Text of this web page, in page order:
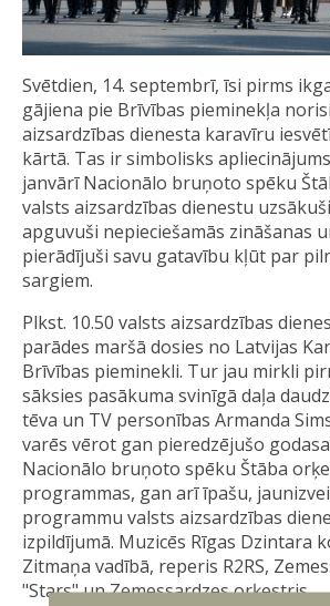
Svētdien, 14. septembrī, īsi pirms
gājiena pie Brīvības pieminekļa
aizsardzības dienesta karavīru
kārtā. Tas ir simbolisks
janvārī Nacionālo bruņoto spēku
valsts aizsardzības dienestu
apguvuši nepieciešamās zināšanas
pierādījuši savu gatavību kļūt par
sargiem.
Plkst. 10.50 valsts aizsardzības
parādes maršā dosies no Latvijas
Brīvības pieminekli. Tur jau mirkli
sāksies pasākuma svinīgā daļa
tēva un TV personības Armanda
varēs vērot gan pieredzējušo
Nacionālo bruņoto spēku Štāba
programmas, gan arī īpašu,
programmu valsts aizsardzības
izpildījumā. Muzicēs Rīgas Dzintara
Zitmaņa vadībā, reperis R2RS,
"Stars" un Zemessardzes orķestris.